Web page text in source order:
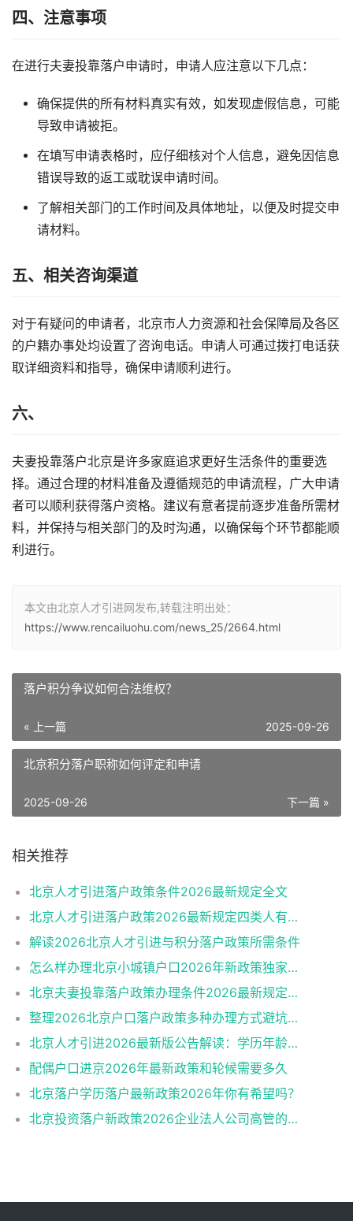
四、注意事项
在进行夫妻投靠落户申请时，申请人应注意以下几点：
确保提供的所有材料真实有效，如发现虚假信息，可能
导致申请被拒。
在填写申请表格时，应仔细核对个人信息，避免因信息
错误导致的返工或耽误申请时间。
了解相关部门的工作时间及具体地址，以便及时提交申
请材料。
五、相关咨询渠道
对于有疑问的申请者，北京市人力资源和社会保障局及各区
的户籍办事处均设置了咨询电话。申请人可通过拨打电话获
取详细资料和指导，确保申请顺利进行。
六、
夫妻投靠落户北京是许多家庭追求更好生活条件的重要选
择。通过合理的材料准备及遵循规范的申请流程，广大申请
者可以顺利获得落户资格。建议有意者提前逐步准备所需材
料，并保持与相关部门的及时沟通，以确保每个环节都能顺
利进行。
本文由北京人才引进网发布,转载注明出处：
https://www.rencailuohu.com/news_25/2664.html
落户积分争议如何合法维权？
« 上一篇 2025-09-26
北京积分落户职称如何评定和申请
下一篇 »
2025-09-26
相关推荐
北京人才引进落户政策条件2026最新规定全文
北京人才引进落户政策2026最新规定四类人有资格
解读2026北京人才引进与积分落户政策所需条件
怎么样办理北京小城镇户口2026年新政策独家解读
北京夫妻投靠落户政策办理条件2026最新规定消息
整理2026北京户口落户政策多种办理方式避坑指南
北京人才引进2026最新版公告解读：学历年龄是门槛
配偶户口进京2026年最新政策和轮候需要多久
北京落户学历落户最新政策2026年你有希望吗？
北京投资落户新政策2026企业法人公司高管的福音